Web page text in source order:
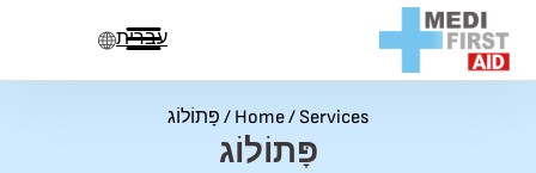
דלג לתוכן
עברית
Home/Services
/ פָּתוֹלוֹג
פָּתוֹלוֹג